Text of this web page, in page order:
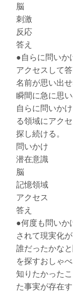
脳
刺激
反応
答え
●自らに問いか
アクセスして
名前が思い出
瞬間に急に思
自らに問いか
る領域にアク
探し続ける。
問いかけ
潜在意識
脳
記憶領域
アクセス
答え
●何度も問いか
されて現実化
誰だったかな
を探すおしゃ
知りたかった
た事実が存在